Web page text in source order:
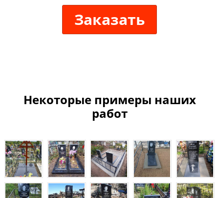
Заказать
Некоторые примеры наших
работ